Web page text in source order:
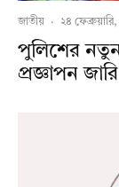
জাতীয় · ২৪
পুলিশের
প্রজ্ঞাপন জারি